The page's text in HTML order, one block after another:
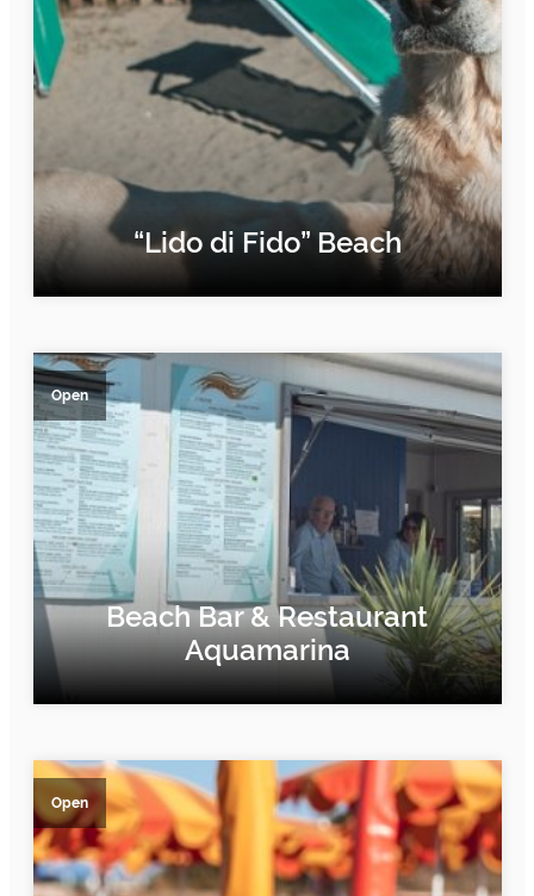
“Lido di Fido” Beach
Open
Beach Bar & Restaurant
Aquamarina
Open